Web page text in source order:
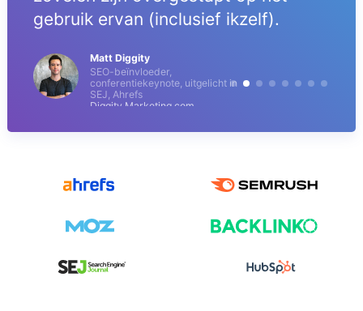
gebruik ervan (inclusief ikzelf).
Matt Diggity
SEO-beïnvloeder,
conferentiekeynote, uitgelicht in
SEJ, Ahrefs
Diggity Marketing.com